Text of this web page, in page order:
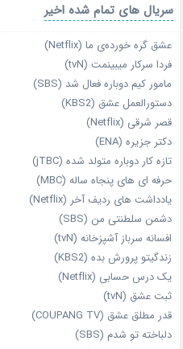
سریال های تمام شده اخیر
عشق گره خورده‌ی ما (Netflix)
فردا سرکار میبینمت (tvN)
مامور کیم دوباره فعال شد (SBS)
دستورالعمل عشق (KBS2)
قصر شرقی (Netflix)
دکتر جزیره (ENA)
تازه‌ کار دوباره‌ متولد شده (jTBC)
حرفه‌ ای‌ های پنجاه‌ ساله (MBC)
یادداشت‌ های ردیف آخر (Netflix)
دشمن سلطنتی من (SBS)
افسانه سرباز آشپزخانه (tvN)
زندگیتو پرورش بده (KBS2)
یک درس حسابی (Netflix)
ثبت عشق (tvN)
قدر مطلق عشق (COUPANG TV)
دلباخته تو شدم (SBS)